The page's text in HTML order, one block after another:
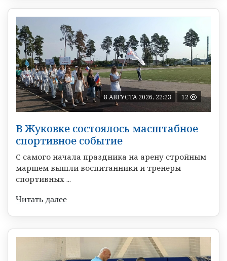
8 АВГУСТА 2026, 22:23 12
В Жуковке состоялось масштабное
спортивное событие
С самого начала праздника на арену стройным
маршем вышли воспитанники и тренеры
спортивных ...
Читать далее